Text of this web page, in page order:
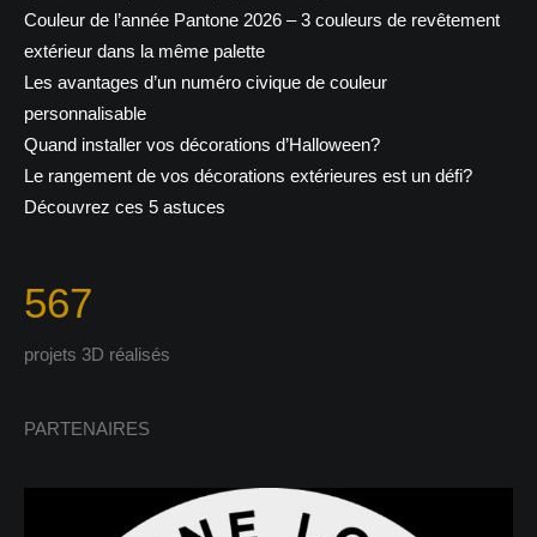
Couleur de l’année Pantone 2026 – 3 couleurs de revêtement
extérieur dans la même palette
Les avantages d’un numéro civique de couleur
personnalisable
Quand installer vos décorations d’Halloween?
Le rangement de vos décorations extérieures est un défi?
Découvrez ces 5 astuces
567
projets 3D réalisés
PARTENAIRES